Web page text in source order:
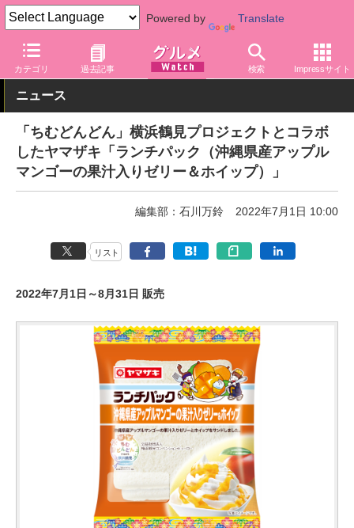
Powered by Translate
カテゴリ 過去記事 検索 Impressサイト
グルメ Watch 食品 パン・シリアル
ニュース
「ちむどんどん」横浜鶴見プロジェクトとコラボ
したヤマザキ「ランチパック（沖縄県産アップル
マンゴーの果汁入りゼリー＆ホイップ）」
編集部：石川万鈴 2022年7月1日 10:00
リスト
2022年7月1日～8月31日 販売